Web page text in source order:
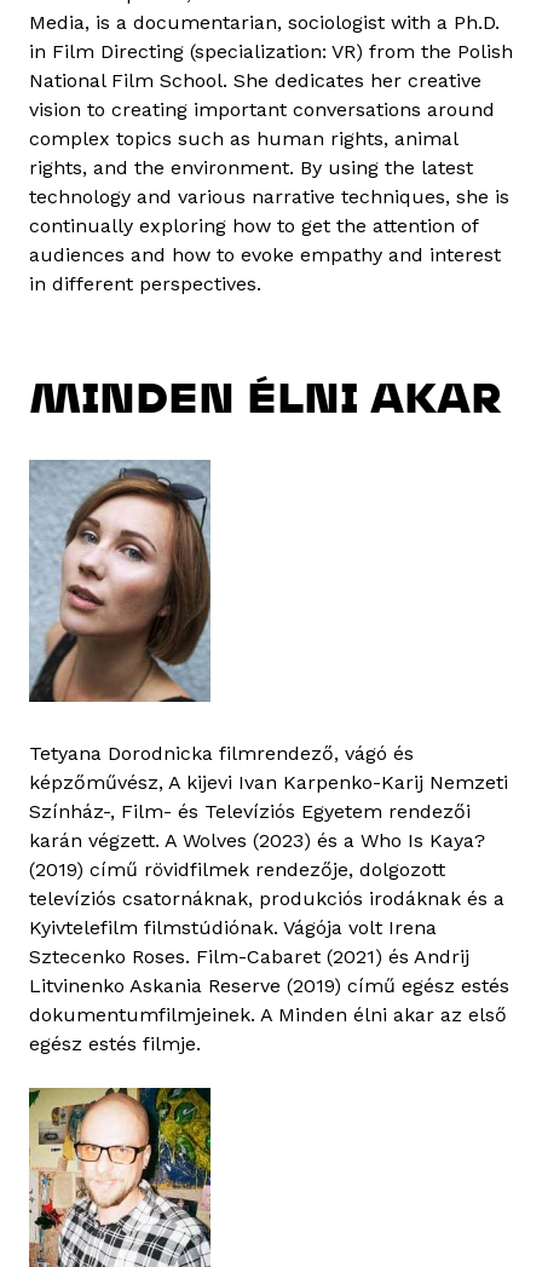
Media, is a documentarian, sociologist with a Ph.D.
in Film Directing (specialization: VR) from the Polish
National Film School. She dedicates her creative
vision to creating important conversations around
complex topics such as human rights, animal
rights, and the environment. By using the latest
technology and various narrative techniques, she is
continually exploring how to get the attention of
audiences and how to evoke empathy and interest
in different perspectives.
MINDEN ÉLNI AKAR
Tetyana Dorodnicka filmrendező, vágó és
képzőművész, A kijevi Ivan Karpenko-Karij Nemzeti
Színház-, Film- és Televíziós Egyetem rendezői
karán végzett. A Wolves (2023) és a Who Is Kaya?
(2019) című rövidfilmek rendezője, dolgozott
televíziós csatornáknak, produkciós irodáknak és a
Kyivtelefilm filmstúdiónak. Vágója volt Irena
Sztecenko Roses. Film-Cabaret (2021) és Andrij
Litvinenko Askania Reserve (2019) című egész estés
dokumentumfilmjeinek. A Minden élni akar az első
egész estés filmje.